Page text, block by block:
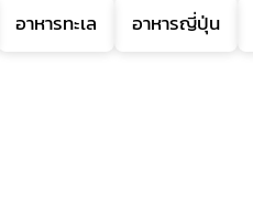
อาหารทะเล อาหารญี่ปุ่น